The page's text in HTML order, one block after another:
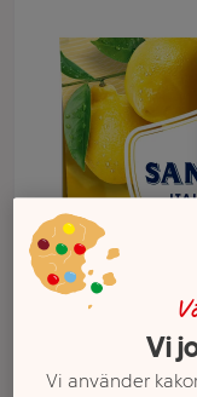
Vi
Vi använder